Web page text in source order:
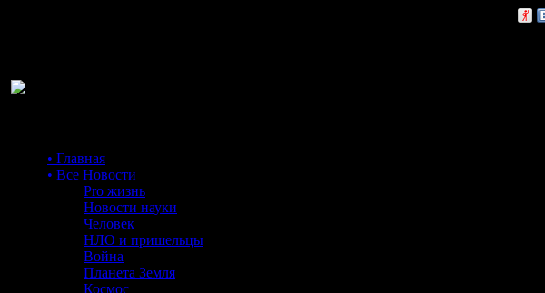
• Главная
• Все Новости
Pro жизнь
Новости науки
Человек
НЛО и пришельцы
Война
Планета Земля
Космос